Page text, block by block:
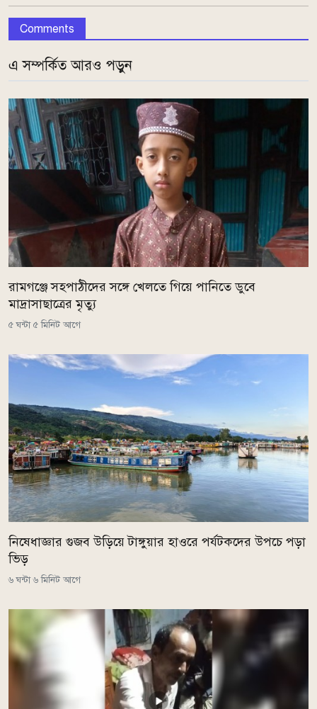
Comments
এ সম্পর্কিত আরও পড়ুন
রামগঞ্জে সহপাঠীদের সঙ্গে খেলতে গিয়ে পানিতে ডুবে
মাদ্রাসাছাত্রের মৃত্যু
৫ ঘন্টা ৫ মিনিট আগে
নিষেধাজ্ঞার গুজব উড়িয়ে টাঙ্গুয়ার হাওরে পর্যটকদের উপচে পড়া
ভিড়
৬ ঘন্টা ৬ মিনিট আগে